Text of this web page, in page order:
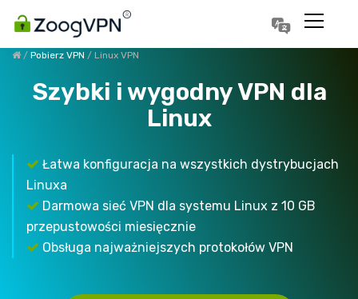
/ Pobierz VPN / Linux VPN
Szybki i wygodny VPN dla
Linux
Łatwa konfiguracja na wszystkich dystrybucjach
Linuxa
Darmowa sieć VPN dla systemu Linux z 10 GB
przepustowości miesięcznie
Obsługa najważniejszych protokołów VPN